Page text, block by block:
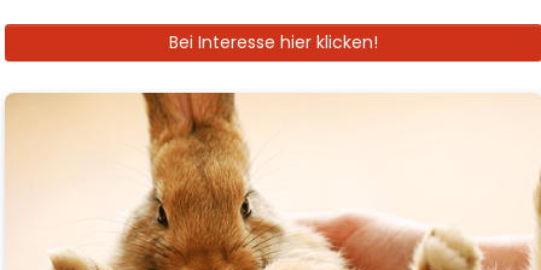
Bei Interesse hier klicken!